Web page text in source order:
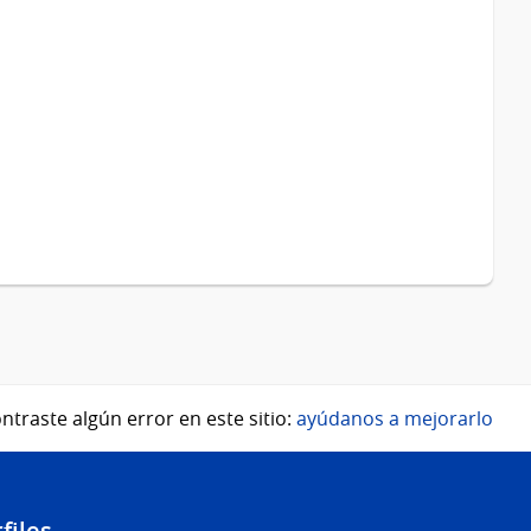
algún error en este sitio: ayúdanos a mejorarlo